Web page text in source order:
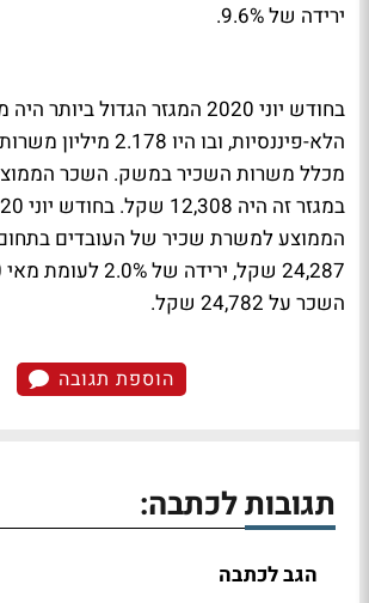
ירידה של 9.6%.
בחודש יוני 2020 המגזר הגדול
מכלל משרות השכיר במשק. השכר
הממוצע למשרת שכיר של העובדים
השכר על 24,782 שקל.
הוספת תגובה
תגובות לכתבה:
הגב לכתבה